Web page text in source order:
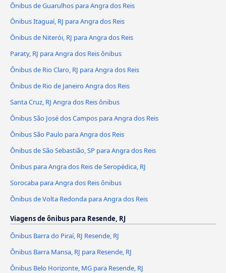
Ônibus de Guarulhos para Angra dos Reis
Ônibus Itaguaí, RJ para Angra dos Reis
Ônibus de Niterói, RJ para Angra dos Reis
Paraty, RJ para Angra dos Reis ônibus
Ônibus de Rio Claro, RJ para Angra dos Reis
Ônibus de Rio de Janeiro Angra dos Reis
Santa Cruz, RJ Angra dos Reis ônibus
Ônibus São José dos Campos para Angra dos Reis
Ônibus São Paulo para Angra dos Reis
Ônibus de São Sebastião, SP para Angra dos Reis
Ônibus para Angra dos Reis de Seropédica, RJ
Sorocaba para Angra dos Reis ônibus
Ônibus de Volta Redonda para Angra dos Reis
Viagens de ônibus para Resende, RJ
Ônibus Barra do Piraí, RJ Resende, RJ
Ônibus Barra Mansa, RJ para Resende, RJ
Ônibus Belo Horizonte, MG para Resende, RJ